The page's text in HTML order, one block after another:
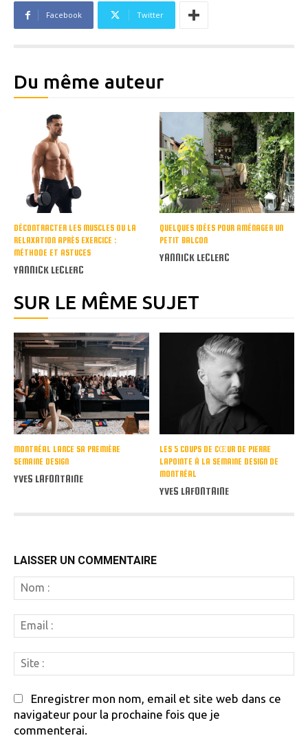
Facebook Twitter
Du même auteur
DÉCONTRACTER LES MUSCLES OU LA
RELAXATION APRÈS EXERCICE :
MÉTHODE ET ASTUCES
YANNICK LECLERC
QUELQUES IDÉES POUR AMÉNAGER UN
PETIT BALCON
YANNICK LECLERC
SUR LE MÊME SUJET
MONTRÉAL LANCE SA PREMIÈRE
SEMAINE DESIGN
YVES LAFONTAINE
LES 5 COUPS DE CŒUR DE PIERRE
LAPOINTE À LA SEMAINE DESIGN DE
MONTRÉAL
YVES LAFONTAINE
LAISSER UN COMMENTAIRE
:
:
:
Enregistrer mon nom, email et site web dans ce
navigateur pour la prochaine fois que je
commenterai.